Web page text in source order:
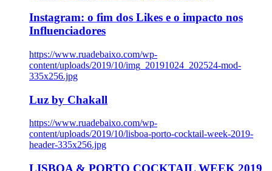
Instagram: o fim dos Likes e o impacto nos
Influenciadores
https://www.ruadebaixo.com/wp-
content/uploads/2019/10/img_20191024_202524-mod-
335x256.jpg
Luz by Chakall
https://www.ruadebaixo.com/wp-
content/uploads/2019/10/lisboa-porto-cocktail-week-2019-
header-335x256.jpg
LISBOA & PORTO COCKTAIL WEEK 2019